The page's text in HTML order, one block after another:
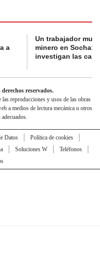
a
Un trabajador
minero en Socha;
investigan las
reservados.
reproducciones y usos de las obras
a medios de lectura mecánica u otros
Datos
Política de cookies
Soluciones W
Teléfonos